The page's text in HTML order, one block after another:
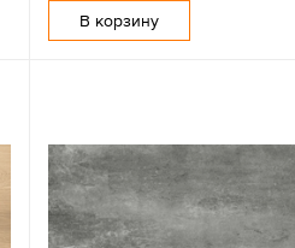
В корзину